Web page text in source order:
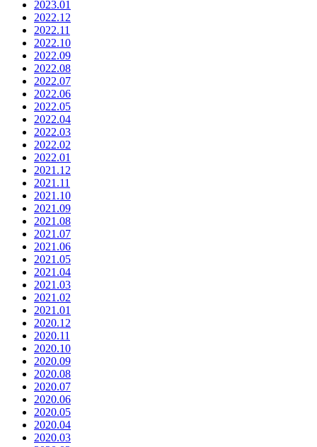
2023.01
2022.12
2022.11
2022.10
2022.09
2022.08
2022.07
2022.06
2022.05
2022.04
2022.03
2022.02
2022.01
2021.12
2021.11
2021.10
2021.09
2021.08
2021.07
2021.06
2021.05
2021.04
2021.03
2021.02
2021.01
2020.12
2020.11
2020.10
2020.09
2020.08
2020.07
2020.06
2020.05
2020.04
2020.03